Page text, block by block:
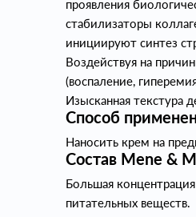
проявления
стабилизаторы
инициируют синтез
Воздействуя на
(воспаление,
Изысканная текстура
Способ
Наносить крем на
Состав Mene &
Большая
питательных веществ.